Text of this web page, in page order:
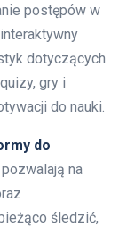
postępów w
dotyczących
gry i
do nauki.
do
na
śledzić,